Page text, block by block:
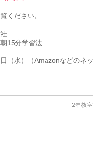
ください。
15分学習法
（水）（Amazonなどのネ
2年教